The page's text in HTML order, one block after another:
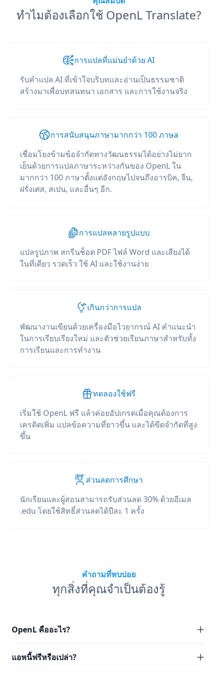
ทำไมต้องเลือกใช้ OpenL Translate?
การแปลที่แม่นยำด้วย AI
รับคำแปล AI ที่เข้าใจบริบทและอ่านเป็นธรรมชาติ
สร้างมาเพื่อบทสนทนา เอกสาร และการใช้งานจริง
การสนับสนุนภาษามากกว่า 100 ภาษа
เชื่อมโยงข้ามข้อจำกัดทางวัฒนธรรมได้อย่างไม่ยาก
เย็นด้วยการแปลภาษาระหว่างกันของ OpenL ใน
มากกว่า 100 ภาษาตั้งแต่อังกฤษไปจนถึงอารบิค, จีน,
ฝรั่งเศส, สเปน, และอื่นๆ อีก.
การแปลหลายรูปแบบ
แปลรูปภาพ สกรีนช็อต PDF ไฟล์ Word และเสียงได้
ในที่เดียว รวดเร็ว ใช้ AI และใช้งานง่าย
เกินกว่าการแปล
พัฒนางานเขียนด้วยเครื่องมือไวยากรณ์ AI คำแนะนำ
ในการเรียบเรียงใหม่ และตัวช่วยเรียนภาษาสำหรับทั้ง
การเรียนและการทำงาน
ทดลองใช้ฟรี
เริ่มใช้ OpenL ฟรี แล้วค่อยอัปเกรดเมื่อคุณต้องการ
เครดิตเพิ่ม แปลข้อความที่ยาวขึ้น และได้ขีดจำกัดที่สูง
ขึ้น
ส่วนลดการศึกษา
นักเรียนและผู้สอนสามารถรับส่วนลด 30% ด้วยอีเมล
.edu โดยใช้สิทธิ์ส่วนลดได้ปีละ 1 ครั้ง
คำถามที่พบบ่อย
ทุกสิ่งที่คุณจำเป็นต้องรู้
OpenL คืออะไร?
แอพนี้ฟรีหรือเปล่า?